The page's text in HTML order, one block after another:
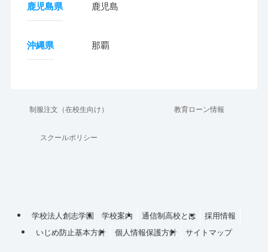
鹿児島県 鹿児島
沖縄県 那覇
制服注文（在校生向け） 教育ローン情報
スクールポリシー
学校法人創志学園 学校案内 通信制高校とは
採用情報
いじめ防止基本方針
個人情報保護方針 サイトマップ